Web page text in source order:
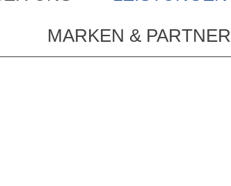
MARKEN & PARTNER